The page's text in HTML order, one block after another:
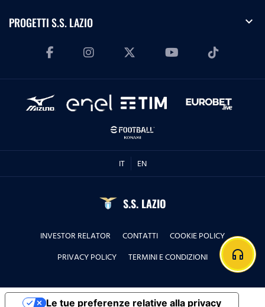
PROGETTI S.S. LAZIO expand_more
IT EN
S.S. LAZIO
INVESTOR RELATOR CONTATTI
COOKIE POLICY
PRIVACY POLICY
TERMINI E CONDIZIONI headphones
Le tue preferenze relative alla privacy